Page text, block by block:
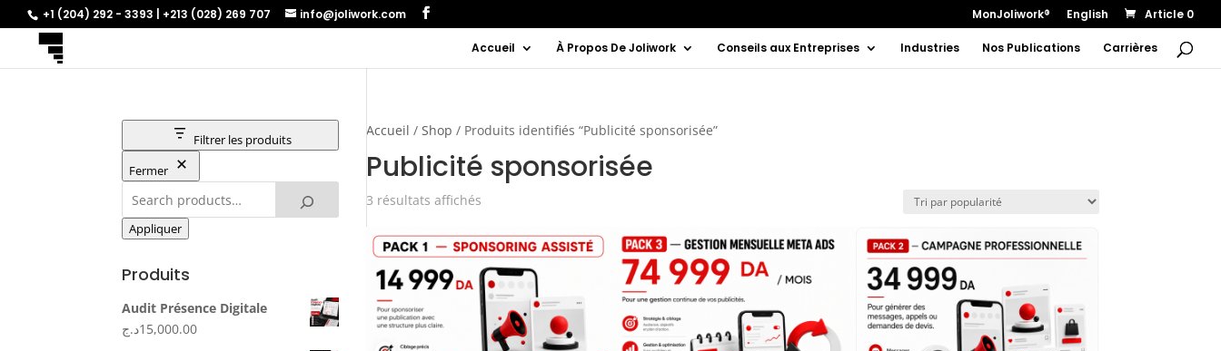
+1 (204) 292 - 3393 | +213 (028) 269 707 info@joliwork.com MonJoliwork® English Article 0
Accueil À Propos De Joliwork Conseils aux Entreprises Industries Nos Publications Carrières
Accueil /Shop / Produits identifiés “Publicité sponsorisée”
Publicité sponsorisée
3 résultats affichés
popularité
Filtrer les produits
Fermer
Appliquer
Produits
Audit Présence Digitale
15,000.00د.ج